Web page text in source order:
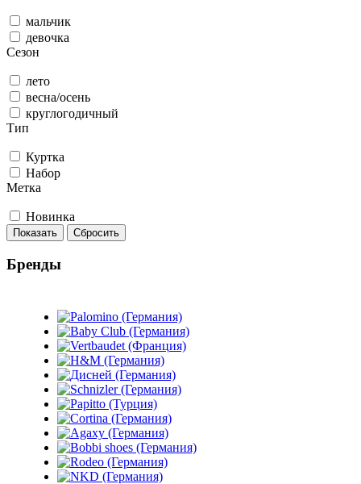
мальчик
девочка
Сезон
лето
весна/осень
круглогодичный
Тип
Куртка
Набор
Метка
Новинка
Показать Сбросить
Бренды